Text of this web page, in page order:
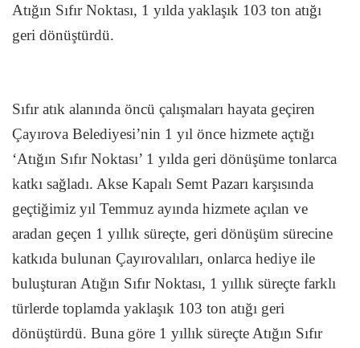
Atığın Sıfır Noktası, 1 yılda yaklaşık 103 ton atığı
geri dönüştürdü.
Sıfır atık alanında öncü çalışmaları hayata geçiren
Çayırova Belediyesi’nin 1 yıl önce hizmete açtığı
‘Atığın Sıfır Noktası’ 1 yılda geri dönüşüme tonlarca
katkı sağladı. Akse Kapalı Semt Pazarı karşısında
geçtiğimiz yıl Temmuz ayında hizmete açılan ve
aradan geçen 1 yıllık süreçte, geri dönüşüm sürecine
katkıda bulunan Çayırovalıları, onlarca hediye ile
buluşturan Atığın Sıfır Noktası, 1 yıllık süreçte farklı
türlerde toplamda yaklaşık 103 ton atığı geri
dönüştürdü. Buna göre 1 yıllık süreçte Atığın Sıfır